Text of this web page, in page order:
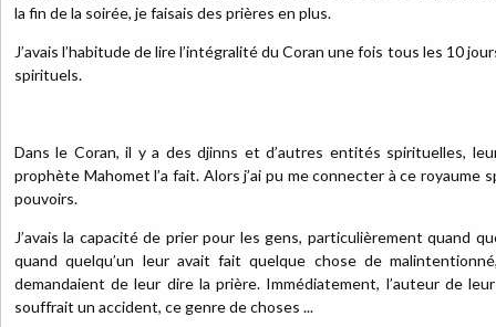
la fin de la soirée, je faisais des prières en plus.
J’avais l’habitude de lire l’intégralité du Coran une fois tous les 10
spirituels.
Dans le Coran, il y a des djinns et d’autres entités spirituelles,
prophète Mahomet l’a fait. Alors j’ai pu me connecter à ce royaume
pouvoirs.
J’avais la capacité de prier pour les gens, particulièrement quand
quand quelqu’un leur avait fait quelque chose de
demandaient de leur dire la prière. Immédiatement, l’auteur de
souffrait un accident, ce genre de choses ...